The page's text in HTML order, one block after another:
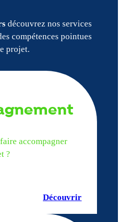
découvrez nos services
compétences pointues
projet.
accompagner
?
Découvrir